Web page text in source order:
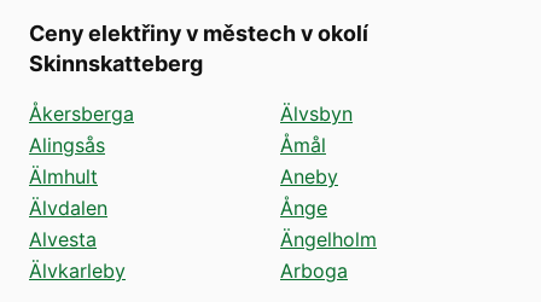
Ceny elektřiny v městech v okolí
Skinnskatteberg
Åkersberga
Alingsås
Älmhult
Älvdalen
Alvesta
Älvkarleby
Älvsbyn
Åmål
Aneby
Ånge
Ängelholm
Arboga